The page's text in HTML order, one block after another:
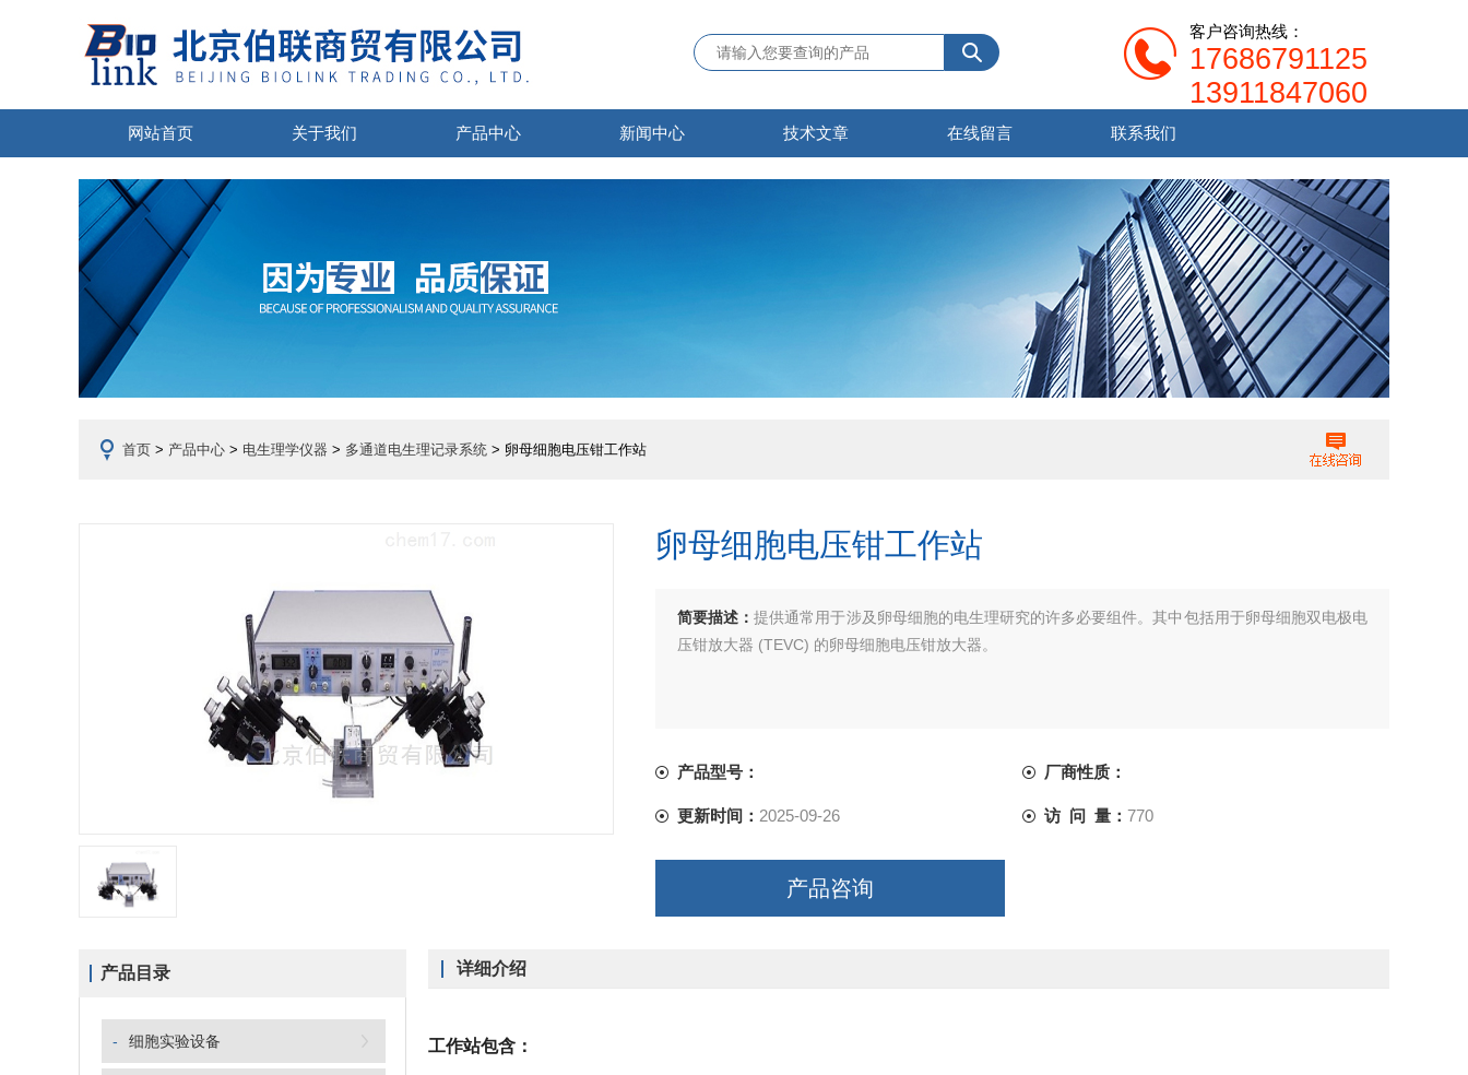
客户咨询热线：
17686791125
13911847060
网站首页 关于我们 产品中心 新闻中心 技术文章 在线留言 联系我们
首页 > 产品中心 > 电生理学仪器 > 多通道电生理记录系统 > 卵母细胞电压钳工作站
卵母细胞电压钳工作站
简要描述：提供通常用于涉及卵母细胞的电生理研究的许多必要组件。其中包括用于卵母细胞双电极电
压钳放大器 (TEVC) 的卵母细胞电压钳放大器。
产品型号： 厂商性质：
更新时间： 2025-09-26 访 问 量： 770
产品咨询
产品目录
- 细胞实验设备
详细介绍
工作站包含：